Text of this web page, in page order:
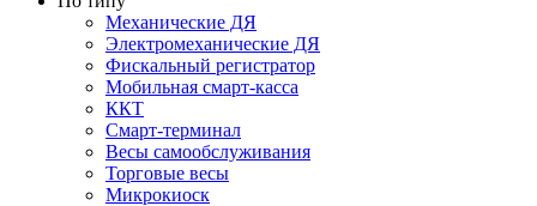
Механические ДЯ
Электромеханические ДЯ
Фискальный регистратор
Мобильная смарт-касса
ККТ
Смарт-терминал
Весы самообслуживания
Торговые весы
Микрокиоск